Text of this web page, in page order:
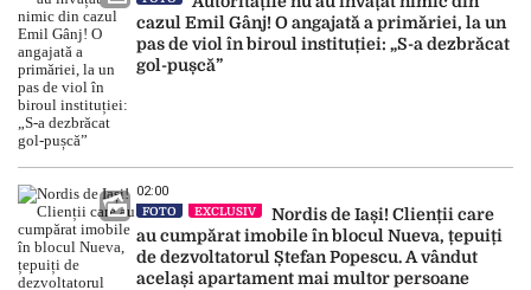
cazul Emil Gânj! O angajată a primăriei, la un
pas de viol în biroul instituției: „S-a dezbrăcat
gol-pușcă”
02:00
FOTO EXCLUSIV
Nordis de Iași! Clienții care
au cumpărat imobile în blocul Nueva, țepuiți
de dezvoltatorul Ștefan Popescu. A vândut
același apartament mai multor persoane